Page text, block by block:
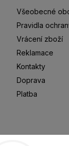
Všeobecné
Pravidla
Vrácení zboží
Reklamace
Kontakty
Doprava
Platba